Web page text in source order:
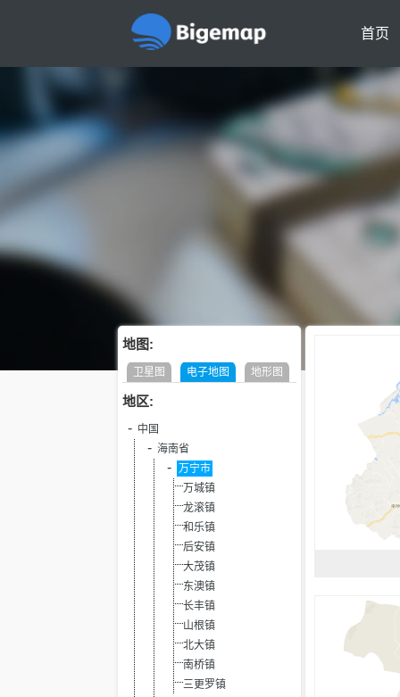
首页
地图:
卫星图 电子地图 地形图
地区:
中国
海南省
万宁市
万城镇
龙滚镇
和乐镇
后安镇
大茂镇
东澳镇
长丰镇
山根镇
北大镇
南桥镇
三更罗镇